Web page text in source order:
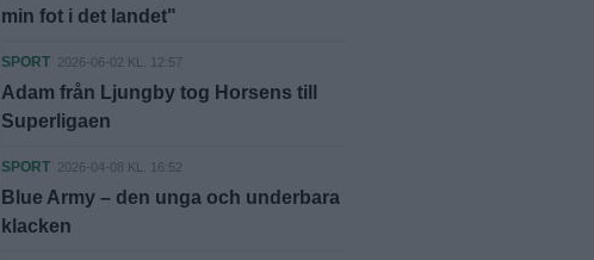
min fot i det landet"
SPORT 2026-06-02 KL. 12:57
Adam från Ljungby tog Horsens till
Superligaen
SPORT 2026-04-08 KL. 16:52
Blue Army – den unga och underbara
klacken